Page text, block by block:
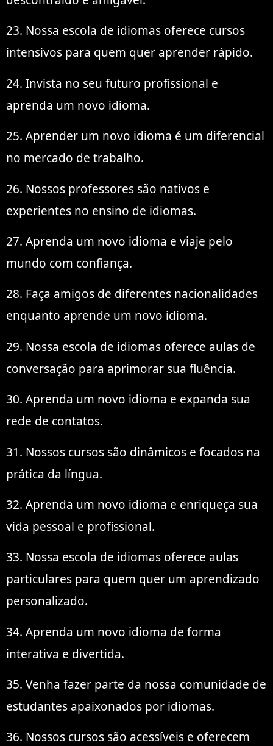
23. Nossa escola de idiomas oferece cursos
intensivos para quem quer aprender rápido.
24. Invista no seu futuro profissional e
aprenda um novo idioma.
25. Aprender um novo idioma é um diferencial
no mercado de trabalho.
26. Nossos professores são nativos e
experientes no ensino de idiomas.
27. Aprenda um novo idioma e viaje pelo
mundo com confiança.
28. Faça amigos de diferentes nacionalidades
enquanto aprende um novo idioma.
29. Nossa escola de idiomas oferece aulas de
conversação para aprimorar sua fluência.
30. Aprenda um novo idioma e expanda sua
rede de contatos.
31. Nossos cursos são dinâmicos e focados na
prática da língua.
32. Aprenda um novo idioma e enriqueça sua
vida pessoal e profissional.
33. Nossa escola de idiomas oferece aulas
particulares para quem quer um aprendizado
personalizado.
34. Aprenda um novo idioma de forma
interativa e divertida.
35. Venha fazer parte da nossa comunidade de
estudantes apaixonados por idiomas.
36. Nossos cursos são acessíveis e oferecem